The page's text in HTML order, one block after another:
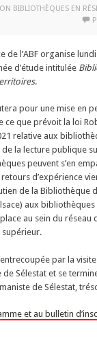
BIBLIOTHÈQUES EN
de l’ABF organise
d’étude intitulée
.
pour une mise en
ce que prévoit la loi
relative aux
la lecture publique
peuvent s’en
d’expérience
de la Bibliothèque
aux
au sein du réseau
supérieur.
par la
Sélestat et se
de Sélestat,
et au bulletin